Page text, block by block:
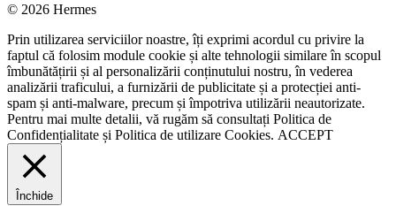
© 2026 Hermes
Prin utilizarea serviciilor noastre, îți exprimi acordul cu privire la
faptul că folosim module cookie și alte tehnologii similare în scopul
îmbunătățirii și al personalizării conținutului nostru, în vederea
analizării traficului, a furnizării de publicitate și a protecției anti-
spam și anti-malware, precum și împotriva utilizării neautorizate.
Pentru mai multe detalii, vă rugăm să consultați Politica de
Confidențialitate și Politica de utilizare Cookies. ACCEPT
Închide